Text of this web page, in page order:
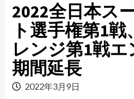
2022全日本ス
ト選手権第1戦
レンジ第1戦
期間延長
2022年3月9日